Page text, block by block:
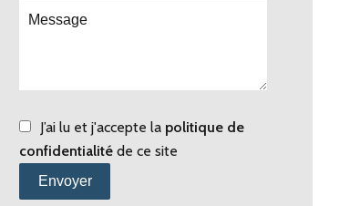
J’ai lu et j'accepte la politique de
confidentialité de ce site
Envoyer